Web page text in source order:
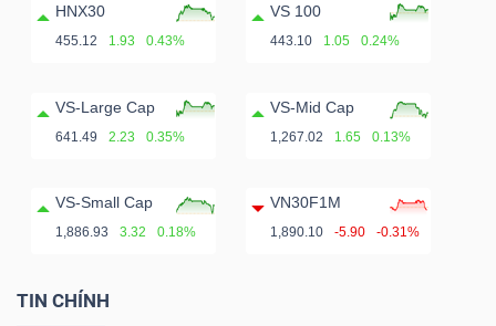
HNX30
455.12 1.93 0.43%
VS 100
443.10 1.05 0.24%
VS-Large Cap
641.49 2.23 0.35%
VS-Mid Cap
1,267.02 1.65 0.13%
VS-Small Cap
1,886.93 3.32 0.18%
VN30F1M
1,890.10 -5.90 -0.31%
TIN CHÍNH